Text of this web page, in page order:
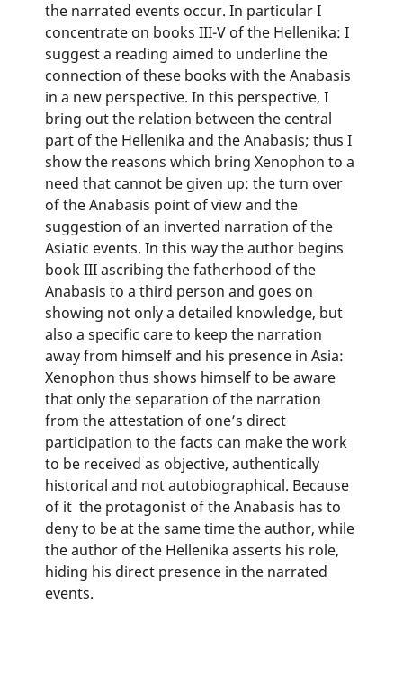
the narrated events occur. In particular I
concentrate on books III-V of the Hellenika: I
suggest a reading aimed to underline the
connection of these books with the Anabasis
in a new perspective. In this perspective, I
bring out the relation between the central
part of the Hellenika and the Anabasis; thus I
show the reasons which bring Xenophon to a
need that cannot be given up: the turn over
of the Anabasis point of view and the
suggestion of an inverted narration of the
Asiatic events. In this way the author begins
book III ascribing the fatherhood of the
Anabasis to a third person and goes on
showing not only a detailed knowledge, but
also a specific care to keep the narration
away from himself and his presence in Asia:
Xenophon thus shows himself to be aware
that only the separation of the narration
from the attestation of one’s direct
participation to the facts can make the work
to be received as objective, authentically
historical and not autobiographical. Because
of it the protagonist of the Anabasis has to
deny to be at the same time the author, while
the author of the Hellenika asserts his role,
hiding his direct presence in the narrated
events.